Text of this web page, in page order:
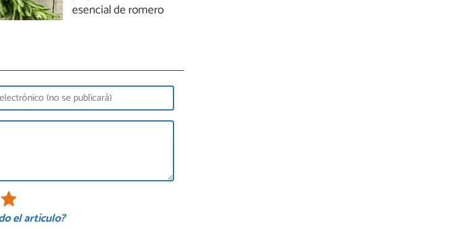
esencial de romero
el artículo?